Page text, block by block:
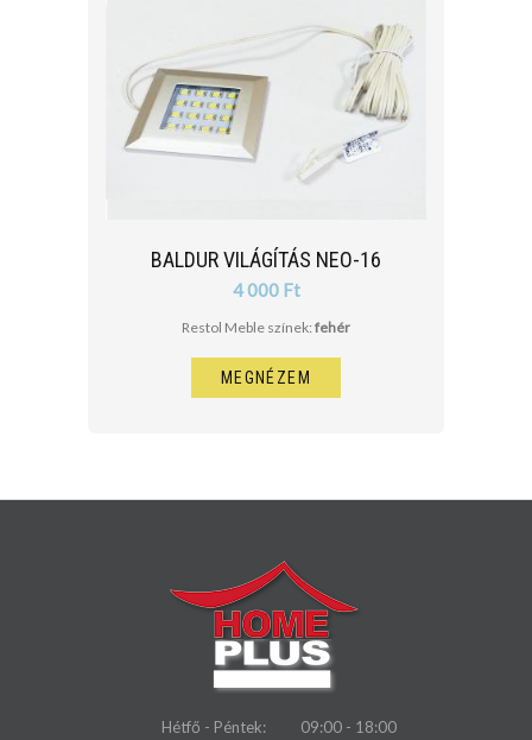
BALDUR VILÁGÍTÁS NEO-16
4 000 Ft
Restol Meble színek: fehér
MEGNÉZEM
Hétfő - Péntek:
09:00 - 18:00